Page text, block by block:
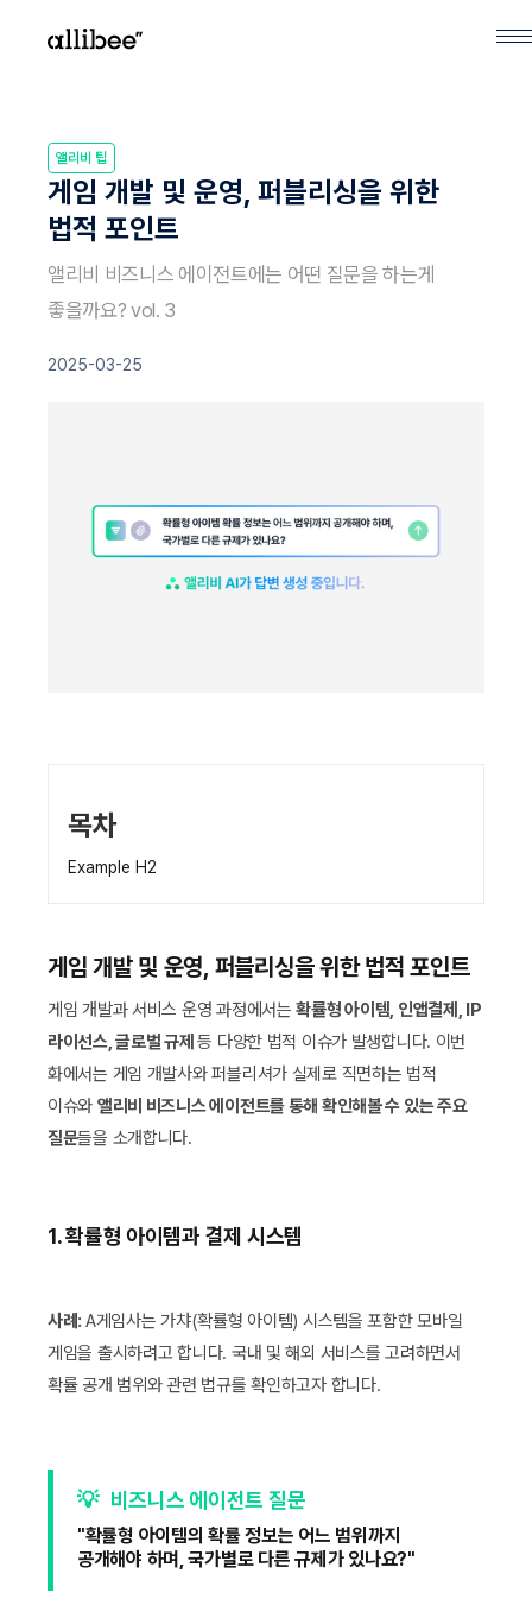
앨리비 팁
게임 개발 및 운영, 퍼블리싱을 위한
법적 포인트
앨리비 비즈니스 에이전트에는 어떤 질문을 하는게
좋을까요? vol. 3
2025-03-25
목차
Example H2
게임 개발 및 운영, 퍼블리싱을 위한 법적 포인트
게임 개발과 서비스 운영 과정에서는확률형 아이템, 인앱결제, IP
라이선스, 글로벌 규제등 다양한 법적 이슈가 발생합니다. 이번
화에서는 게임 개발사와 퍼블리셔가 실제로 직면하는 법적
이슈와 앨리비 비즈니스 에이전트를 통해 확인해볼 수 있는 주요
질문들을 소개합니다.
1. 확률형 아이템과 결제 시스템
사례: A게임사는 가챠(확률형 아이템) 시스템을 포함한 모바일
게임을 출시하려고 합니다. 국내 및 해외 서비스를 고려하면서
확률 공개 범위와 관련 법규를 확인하고자 합니다.
💡 비즈니스 에이전트 질문
"확률형 아이템의 확률 정보는 어느 범위까지
공개해야 하며, 국가별로 다른 규제가 있나요?"